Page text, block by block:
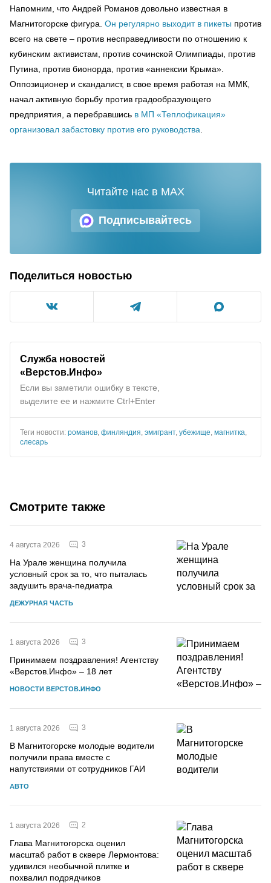
Напомним, что Андрей Романов довольно известная в
Магнитогорске фигура. Он регулярно выходит в пикеты против
всего на свете – против несправедливости по отношению к
кубинским активистам, против сочинской Олимпиады, против
Путина, против бионорда, против «аннексии Крыма».
Оппозиционер и скандалист, в свое время работая на ММК,
начал активную борьбу против градообразующего
предприятия, а перебравшись в МП «Теплофикация»
организовал забастовку против его руководства
Подписывайтесь
Читайте нас в MAX
Поделиться новостью
Служба новостей
«Верстов.Инфо»
Если вы заметили ошибку в тексте,
выделите ее и нажмите Ctrl+Enter
Теги новости: романов финляндия эмигрант, убежище магнитка
слесарь
Смотрите также
4 августа 2026 3
На Урале женщина получила
условный срок за то, что пыталась
задушить врача-педиатра
ДЕЖУРНАЯ ЧАСТЬ
1 августа 2026 3
Принимаем поздравления! Агентству
«Верстов.Инфо» – 18 лет
НОВОСТИ ВЕРСТОВ.ИНФО
1 августа 2026 3
В Магнитогорске молодые водители
получили права вместе с
напутствиями от сотрудников ГАИ
АВТО
1 августа 2026 2
Глава Магнитогорска оценил
масштаб работ в сквере Лермонтова:
удивился необычной плитке и
похвалил подрядчиков